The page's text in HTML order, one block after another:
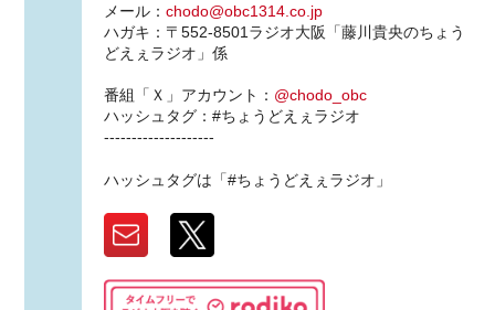
メール：chodo@obc1314.co.jp
ハガキ：〒552-8501ラジオ大阪「藤川貴央のちょう
どえぇラジオ」係
番組「Ｘ」アカウント： @chodo_obc
ハッシュタグ：#ちょうどえぇラジオ
--------------------
ハッシュタグは「#ちょうどえぇラジオ」